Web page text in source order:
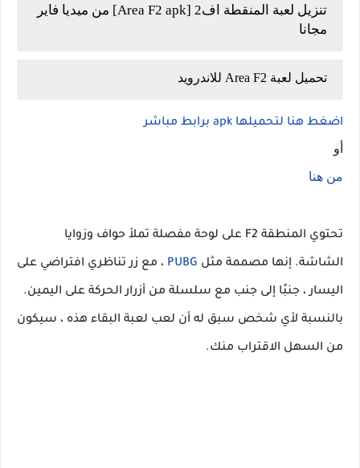
تنزيل لعبة المنقطة اف2 [Area F2 apk] من ميديا فاير
مجانا
تحميل لعبة Area F2 للاندرويد
اضغط هنا لتحميلها apk برابط مباشر
أو
من هنا
تحتوي المنطقة F2 على لوحة مفصلة تملأ حواف وزوايا
الشاشة. إنها مصممة مثل PUBG ، مع زر تناظري افتراضي على
اليسار ، جنبًا إلى جنب مع سلسلة من أزرار الحركة على اليمين.
بالنسبة لأي شخص سبق له أن لعب لعبة البقاء هذه ، سيكون
من السهل الاقتراب منك.